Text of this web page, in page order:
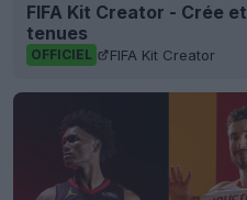
FIFA Kit Creator - Crée
tenues
OFFICIEL FIFA Kit Creator